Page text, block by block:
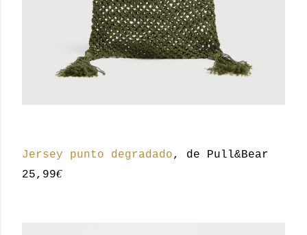
Jersey punto degradado, de Pull&Bear
25,99€